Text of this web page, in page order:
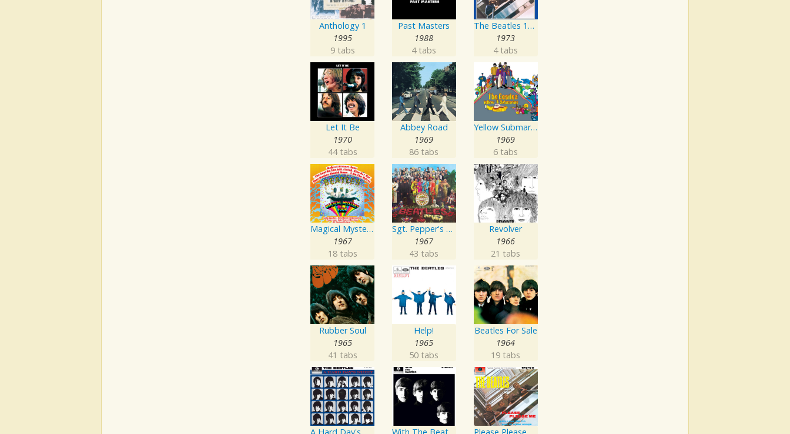
Anthology 1
1995
9 tabs
Past Masters
1988
4 tabs
The Beatles 1967 - 1970
1973
4 tabs
Let It Be
1970
44 tabs
Abbey Road
1969
86 tabs
Yellow Submarine
1969
6 tabs
Magical Mystery Tour
1967
18 tabs
Sgt. Pepper's Lonely Hearts Club Band
1967
43 tabs
Revolver
1966
21 tabs
Rubber Soul
1965
41 tabs
Help!
1965
50 tabs
Beatles For Sale
1964
19 tabs